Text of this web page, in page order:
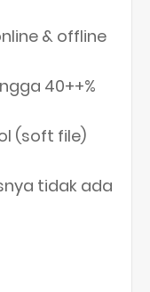
& offline
40++%
(soft file)
tidak ada